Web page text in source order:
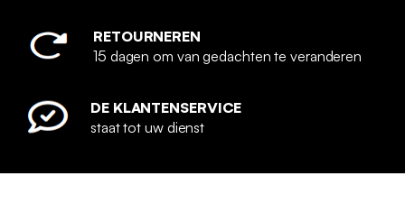
RETOURNEREN
15 dagen om van gedachten te veranderen
DE KLANTENSERVICE
staat tot uw dienst